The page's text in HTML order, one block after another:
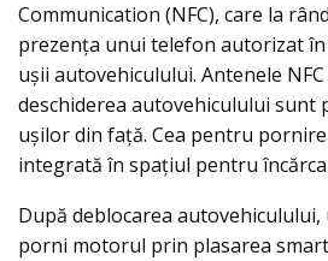
Communication (NFC), care la
prezența unui telefon autorizat
ușii autovehiculului. Antenele
deschiderea autovehiculului sunt
ușilor din față. Cea pentru
integrată în spațiul pentru
După deblocarea
porni motorul prin plasarea